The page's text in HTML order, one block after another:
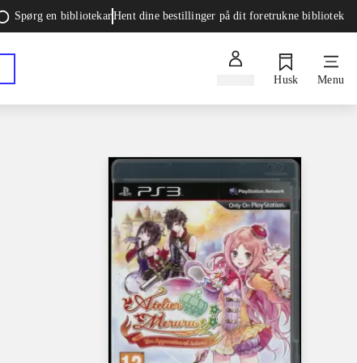
Spørg en bibliotekarHent dine bestillinger på dit foretrukne bibliotek
Husk Menu